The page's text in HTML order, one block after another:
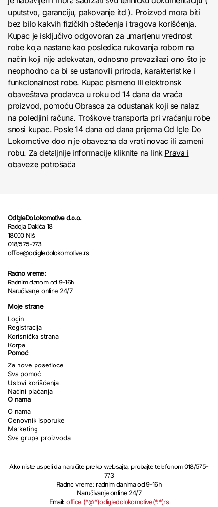
uputstvo, garanciju, pakovanje itd ). Proizvod mora biti
bez bilo kakvih fizičkih oštećenja i tragova korišćenja.
Kupac je isključivo odgovoran za umanjenu vrednost
robe koja nastane kao posledica rukovanja robom na
način koji nije adekvatan, odnosno prevazilazi ono što je
neophodno da bi se ustanovili priroda, karakteristike i
funkcionalnost robe. Kupac pismeno ili elektronski
obaveštava prodavca u roku od 14 dana da vraća
proizvod, pomoću Obrasca za odustanak koji se nalazi
na poledjini računa. Troškove transporta pri vraćanju robe
snosi kupac. Posle 14 dana od dana prijema Od Igle Do
Lokomotive doo nije obavezna da vrati novac ili zameni
robu. Za detaljnije informacije kliknite na link Prava i
obaveze potrošača
OdIgleDoLokomotive d.o.o.
Radoja Dakića 18
18000 Niš
018/575-773
office@odigledolokomotive.rs
Radno vreme:
Radnim danom od 9-16h
Naručivanje online 24/7
Moje strane
Login
Registracija
Korisnička strana
Korpa
Pomoć
Za nove posetioce
Sva pomoć
Uslovi korišćenja
Načini plaćanja
O nama
O nama
Cenovnik isporuke
Marketing
Sve grupe proizvoda
Ako niste uspeli da naručite preko websajta, probajte telefonom 018/575-
773
Radno vreme: radnim danima od 9-16h
Naručivanje online 24/7
Email:office (*@*)odigledolokomotive(*.*)rs